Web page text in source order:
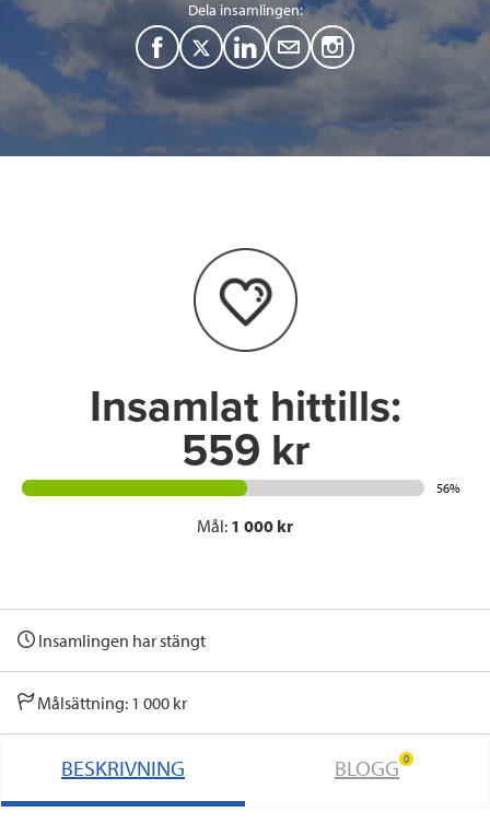
Dela insamlingen:
F
T
w
e
L
i
I
n
M
Insamlat hittills:
559 kr
56%
Mål: 1 000 kr
Insamlingen har stängt
Målsättning: 1 000 kr
BESKRIVNING BLOGG 0